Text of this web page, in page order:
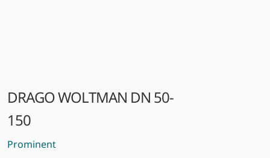
DRAGO WOLTMAN DN 50-
150
Prominent